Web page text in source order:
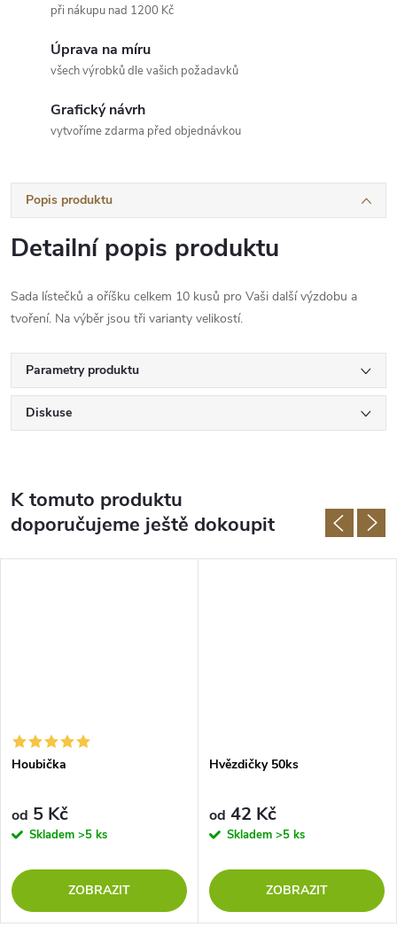
při nákupu nad 1200 Kč
Úprava na míru
všech výrobků dle vašich požadavků
Grafický návrh
vytvoříme zdarma před objednávkou
Popis produktu
Detailní popis produktu
Sada lístečků a oříšku celkem 10 kusů pro Vaši další výzdobu a
tvoření. Na výběr jsou tři varianty velikostí.
Parametry produktu
Diskuse
K tomuto produktu
doporučujeme ještě dokoupit
Houbička
od 5 Kč
Skladem >5 ks
ZOBRAZIT
Hvězdičky 50ks
od 42 Kč
Skladem >5 ks
ZOBRAZIT